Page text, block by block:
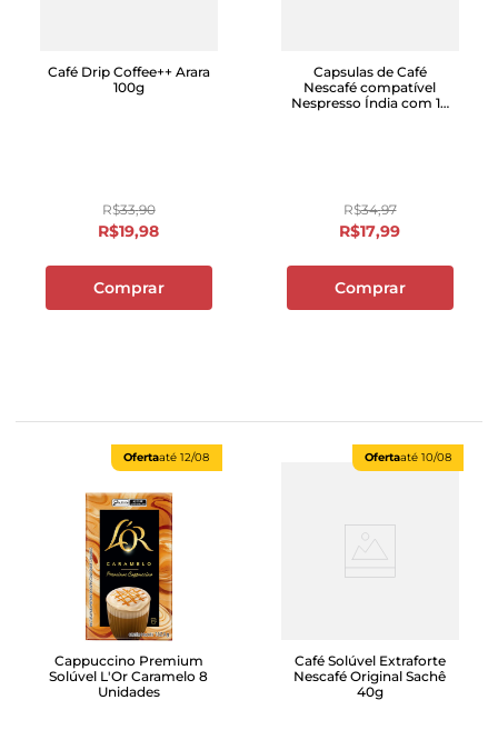
Café Drip Coffee++ Arara
100g
R$33,90
R$19,98
Comprar
Capsulas de Café
Nescafé compatível
Nespresso Índia com 10
R$34,97
R$17,99
Comprar
Ofertaaté 12/08
Cappuccino Premium
Solúvel L'Or Caramelo 8
Unidades
Ofertaaté 10/08
Café Solúvel Extraforte
Nescafé Original Sachê
40g